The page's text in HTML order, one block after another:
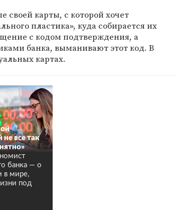
своей карты, с которой хочет
пластика», куда собирается их
с кодом подтверждения, а
банка, выманивают этот код. В
картах.
все так
банка — о
в мире,
под